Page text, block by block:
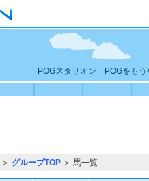
POGスタリオン POGをもう
＞ グループTOP ＞ 馬一覧